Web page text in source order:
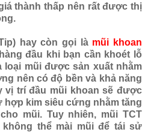
thành thấp nên rất được thị
hay còn gọi là mũi khoan
đầu khi bạn cần khoét lỗ
loại mũi được sản xuất nhằm
nên có độ bền và khả năng
vị trí đầu mũi khoan sẽ được
hợp kim siêu cứng nhằm tăng
mũi. Tuy nhiên, mũi TCT
thể mài mũi để tái sử